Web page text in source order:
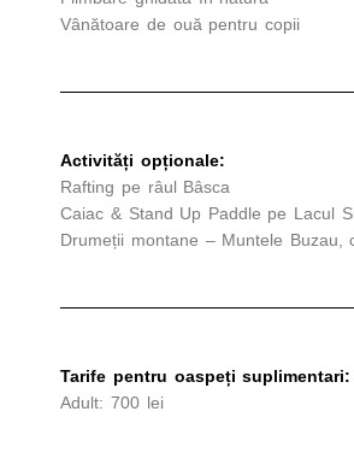
Vânătoare de ouă pentru copii
Activități opționale:
Rafting pe râul Bâsca
Caiac & Stand Up Paddle pe Lacul
Drumeții montane – Muntele Buzau,
Tarife pentru oaspeți suplimentari:
Adult: 700 lei